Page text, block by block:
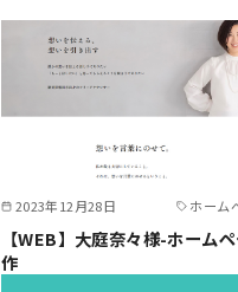
2023年12月28日 ホーム
【WEB】大庭奈々様-ホーム
作